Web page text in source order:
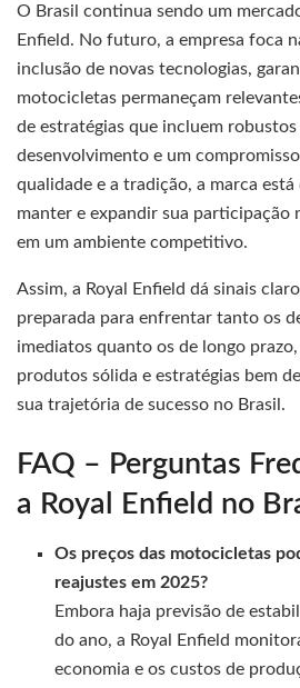
O Brasil continua sendo um
Enfield. No futuro, a empresa foca
inclusão de novas tecnologias,
motocicletas permaneçam
de estratégias que incluem robustos
desenvolvimento e um
qualidade e a tradição, a marca
manter e expandir sua participação
em um ambiente competitivo.
Assim, a Royal Enfield dá sinais
preparada para enfrentar tanto os
imediatos quanto os de longo
produtos sólida e estratégias bem
sua trajetória de sucesso no Brasil.
FAQ – Perguntas
a Royal Enfield no
Os preços das motocicletas
reajustes em 2025?
Embora haja previsão de
do ano, a Royal Enfield
economia e os custos de